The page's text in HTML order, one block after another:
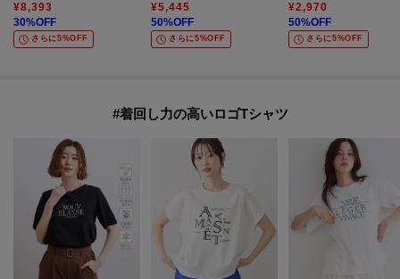
¥8,393
30%OFF
さらに5%OFF
¥5,445
50%OFF
さらに5%OFF
¥2,970
50%OFF
さらに5%OFF
#着回し力の高いロゴTシャツ